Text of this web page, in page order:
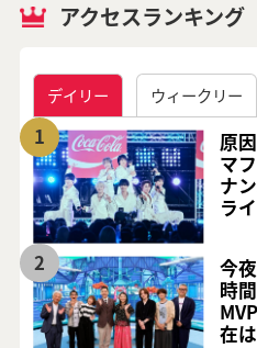
アクセスランキング
デイリー ウィークリー
1
原
マ
ナ
ラ
2
今
時
在